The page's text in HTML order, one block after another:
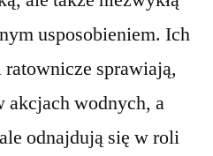
usposobieniem. Ich
sprawiają,
akcjach wodnych, a
odnajdują się w roli